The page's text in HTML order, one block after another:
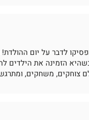
לדבר על יום ההולדת!
הזמינה את הילדים
צוחקים, משחקים,